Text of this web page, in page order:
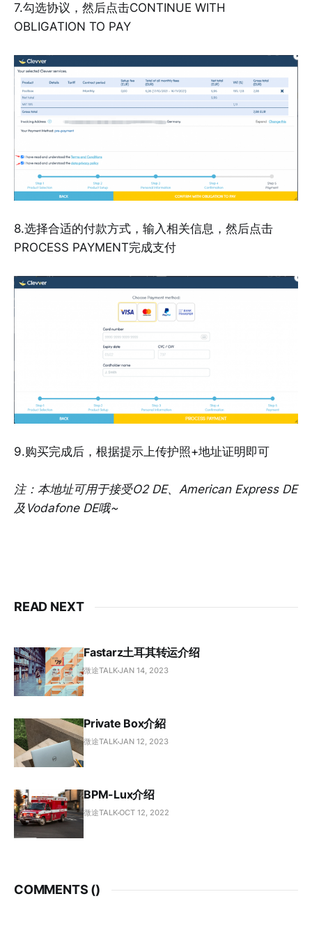
7.勾选协议，然后点击CONTINUE WITH
OBLIGATION TO PAY
8.选择合适的付款方式，输入相关信息，然后点击
PROCESS PAYMENT完成支付
9.购买完成后，根据提示上传护照+地址证明即可
注：本地址可用于接受O2 DE、American Express DE
及Vodafone DE哦~
READ NEXT
Fastarz土耳其转运介绍
微途TALKJAN 14, 2023
Private Box介紹
微途TALKJAN 12, 2023
BPM-Lux介绍
微途TALKOCT 12, 2022
COMMENTS ()